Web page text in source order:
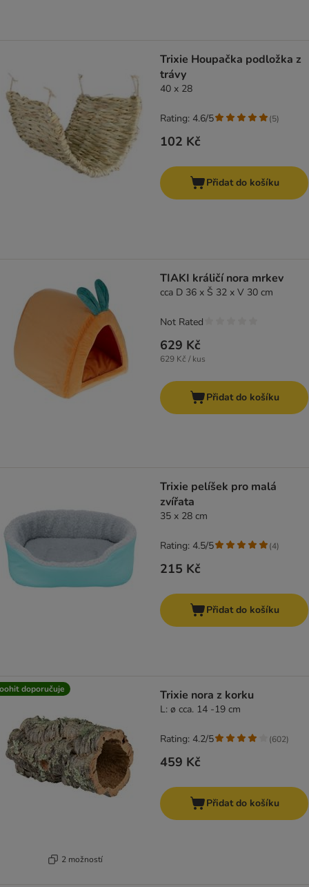
Trixie Houpačka podložka z
trávy
40 x 28
102 Kč
Rating: 4.6/5 (5)
Přidat do košíku
TIAKI králičí nora mrkev
cca D 36 x Š 32 x V 30 cm
629 Kč
629 Kč / kus
Not Rated
Přidat do košíku
Trixie pelíšek pro malá
zvířata
35 x 28 cm
215 Kč
Rating: 4.5/5 (4)
Přidat do košíku
doporučuje
2 možností
Trixie nora z korku
L: ø cca. 14 -19 cm
459 Kč
Rating: 4.2/5 (602)
Přidat do košíku